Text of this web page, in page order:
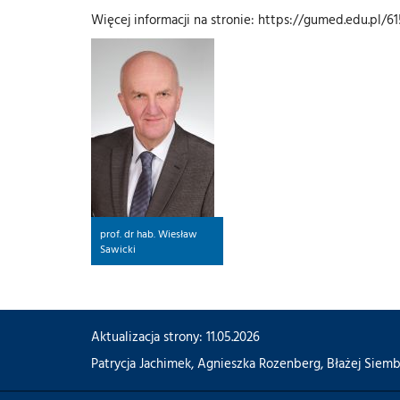
Więcej informacji na stronie: https://gumed.edu.pl/
prof. dr hab. Wiesław
Sawicki
Aktualizacja strony: 11.05.2026
Patrycja Jachimek,Agnieszka Rozenberg, Błażej